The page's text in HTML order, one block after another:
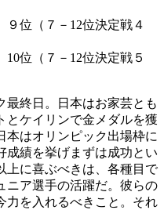
位（７－12位決定戦４
12位決定戦５
最終日。日本はお家芸とも
とケイリンで金メダルを獲
本はオリンピック出場枠に
成績を挙げまずは成功とい
上に喜ぶべきは、各種目で
ニア選手の活躍だ。彼らの
力を入れるべきこと。それ